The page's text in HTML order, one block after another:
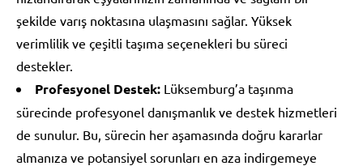
şekilde varış noktasına ulaşmasını sağlar. Yüksek
verimlilik ve çeşitli taşıma seçenekleri bu süreci
destekler.
Profesyonel Destek: Lüksemburg’a taşınma
sürecinde profesyonel danışmanlık ve destek hizmetleri
de sunulur. Bu, sürecin her aşamasında doğru kararlar
almanıza ve potansiyel sorunları en aza indirgemeye